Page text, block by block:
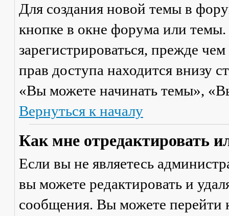
Для создания новой темы в
кнопке в окне форума или
зарегистрироваться, прежде
прав доступа находится внизу
«Вы можете начинать темы»,
Вернуться к началу
Как мне отредактировать
Если вы не являетесь
вы можете редактировать и
сообщения. Вы можете перейти